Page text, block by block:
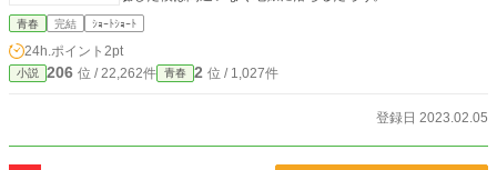
青春 完結 ｼｮｰﾄｼｮｰﾄ
24h.ポイント 2pt
小説 206 位 / 22,262件 青春 2 位 / 1,027件
登録日 2023.02.05